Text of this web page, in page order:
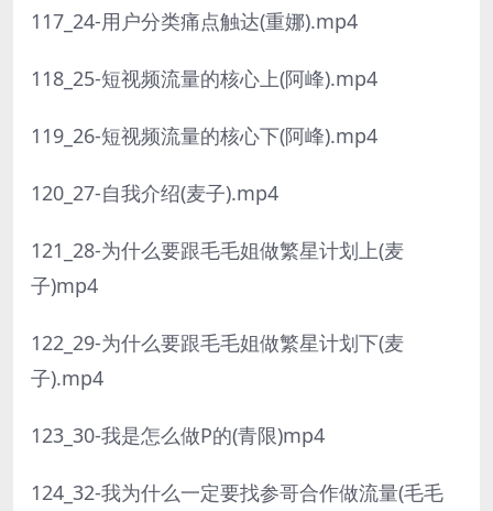
117_24-用户分类痛点触达(重娜).mp4
118_25-短视频流量的核心上(阿峰).mp4
119_26-短视频流量的核心下(阿峰).mp4
120_27-自我介绍(麦子).mp4
121_28-为什么要跟毛毛姐做繁星计划上(麦
子)mp4
122_29-为什么要跟毛毛姐做繁星计划下(麦
子).mp4
123_30-我是怎么做P的(青限)mp4
124_32-我为什么一定要找参哥合作做流量(毛毛